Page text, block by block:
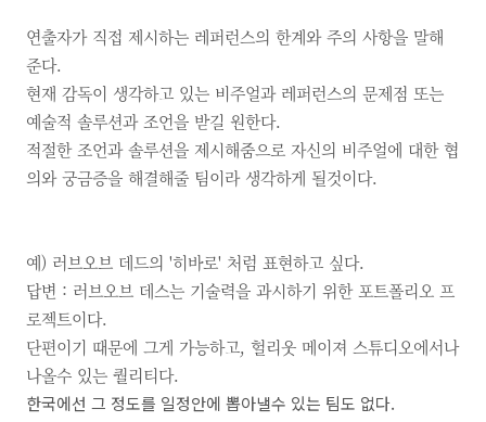
연출자가 직접 제시하는 레퍼런스의 한계와 주의 사항을 말해
준다.
현재 감독이 생각하고 있는 비주얼과 레퍼런스의 문제점 또는
예술적 솔루션과 조언을 받길 원한다.
적절한 조언과 솔루션을 제시해줌으로 자신의 비주얼에 대한 협
의와 궁금증을 해결해줄 팀이라 생각하게 될것이다.
예) 러브오브 데드의 '히바로' 처럼 표현하고 싶다.
답변 : 러브오브 데스는 기술력을 과시하기 위한 포트폴리오 프
로젝트이다.
단편이기 때문에 그게 가능하고, 헐리웃 메이져 스튜디오에서나
나올수 있는 퀄리티다.
한국에선 그 정도를 일정안에 뽑아낼수 있는 팀도 없다.